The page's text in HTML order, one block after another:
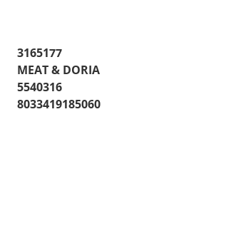
3165177
MEAT & DORIA
5540316
8033419185060